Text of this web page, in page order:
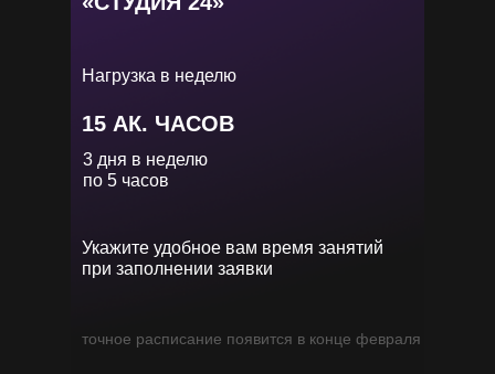
3 дня в неделю
по 5 часов
точное расписание появится в конце февраля
Укажите удобное вам время занятий
при заполнении заявки
Нагрузка в неделю
15 АК. ЧАСОВ